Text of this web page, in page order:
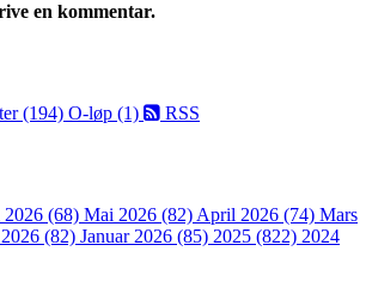
en kommentar.
(194) O-løp (1) RSS
2026 (68) Mai 2026 (82) April 2026 (74) Mars
(82) Januar 2026 (85) 2025 (822) 2024